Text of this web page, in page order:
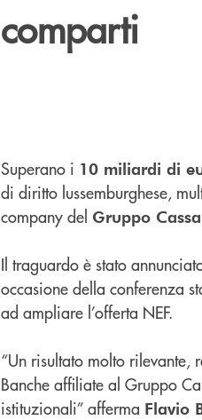
comparti
Superano i 10 miliardi di
di diritto lussemburghese,
company del Gruppo
Il traguardo è stato
occasione della conferenza
ad ampliare l’offerta NEF.
“Un risultato molto
Banche affiliate al Gruppo
istituzionali” afferma Flavio